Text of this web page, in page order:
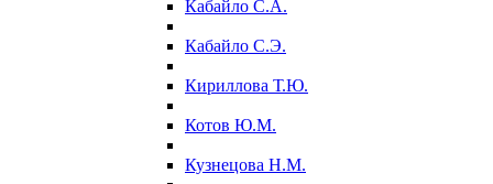
Кабайло С.А.
Кабайло С.Э.
Кириллова Т.Ю.
Котов Ю.М.
Кузнецова Н.М.